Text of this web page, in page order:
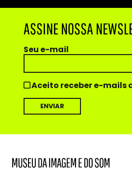
ASSINE NOSSA
Seu e-mail
Aceito receber e-mails